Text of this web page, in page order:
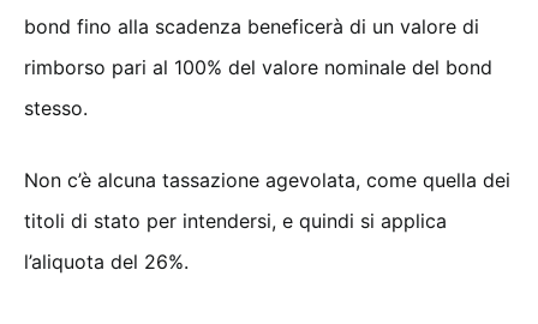
bond fino alla scadenza beneficerà di un valore di
rimborso pari al 100% del valore nominale del bond
stesso.
Non c’è alcuna tassazione agevolata, come quella dei
titoli di stato per intendersi, e quindi si applica
l’aliquota del 26%.